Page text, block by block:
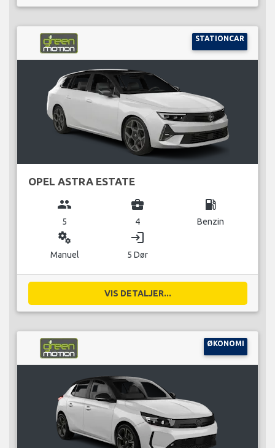
STATIONCAR
OPEL ASTRA ESTATE
group
5
business_center
4
local_gas_station
Benzin
miscellaneous_services
Manuel
login
5 Dør
VIS DETALJER...
ØKONOMI